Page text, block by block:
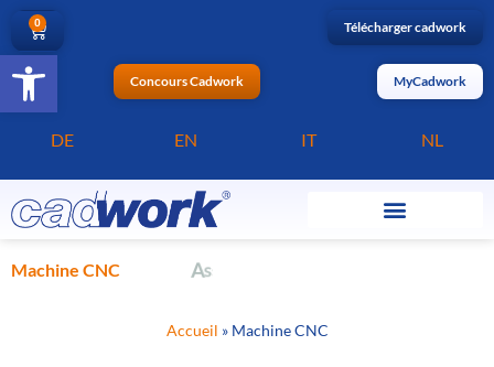
Ouvrir la barre d’outils
0 Télécharger cadwork
Concours Cadwork MyCadwork
DE EN IT NL
Machine CNC As
Accueil » Machine CNC